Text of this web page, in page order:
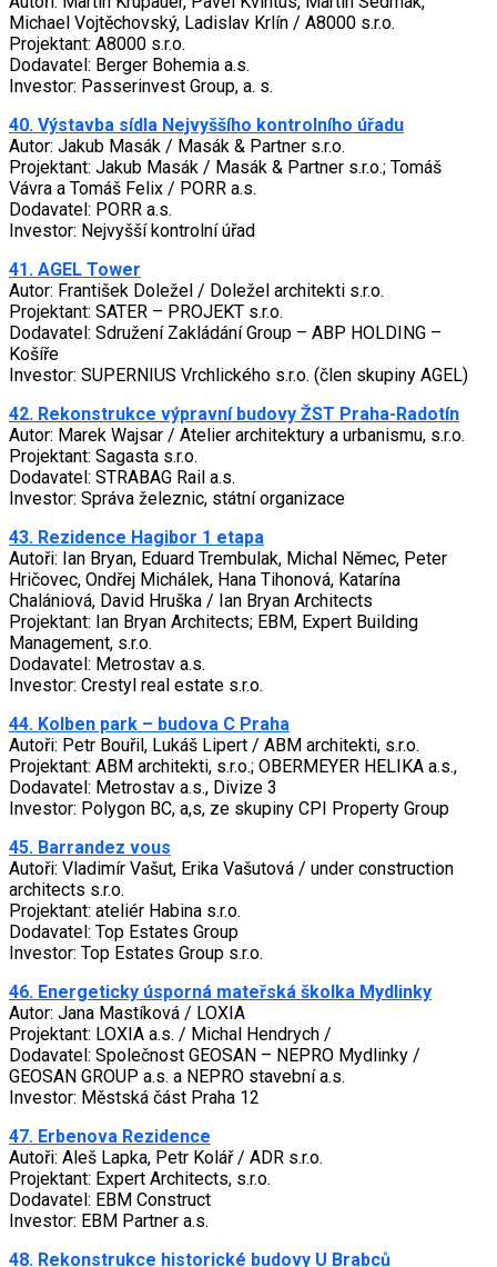
Michael Vojtěchovský, Ladislav Krlín / A8000 s.r.o.
Projektant: A8000 s.r.o.
Dodavatel: Berger Bohemia a.s.
Investor: Passerinvest Group, a. s.
40. Výstavba sídla Nejvyššího kontrolního úřadu
Autor: Jakub Masák / Masák & Partner s.r.o.
Projektant: Jakub Masák / Masák & Partner s.r.o.; Tomáš
Vávra a Tomáš Felix / PORR a.s.
Dodavatel: PORR a.s.
Investor: Nejvyšší kontrolní úřad
41. AGEL Tower
Autor: František Doležel / Doležel architekti s.r.o.
Projektant: SATER – PROJEKT s.r.o.
Dodavatel: Sdružení Zakládání Group – ABP HOLDING –
Košíře
Investor: SUPERNIUS Vrchlického s.r.o. (člen skupiny AGEL)
42. Rekonstrukce výpravní budovy ŽST Praha-Radotín
Autor: Marek Wajsar / Atelier architektury a urbanismu, s.r.o.
Projektant: Sagasta s.r.o.
Dodavatel: STRABAG Rail a.s.
Investor: Správa železnic, státní organizace
43. Rezidence Hagibor 1 etapa
Autoři: Ian Bryan, Eduard Trembulak, Michal Němec, Peter
Hričovec, Ondřej Michálek, Hana Tihonová, Katarína
Chalániová, David Hruška / Ian Bryan Architects
Projektant: Ian Bryan Architects; EBM, Expert Building
Management, s.r.o.
Dodavatel: Metrostav a.s.
Investor: Crestyl real estate s.r.o.
44. Kolben park – budova C Praha
Autoři: Petr Bouřil, Lukáš Lipert / ABM architekti, s.r.o.
Projektant: ABM architekti, s.r.o.; OBERMEYER HELIKA a.s.,
Dodavatel: Metrostav a.s., Divize 3
Investor: Polygon BC, a,s, ze skupiny CPI Property Group
45. Barrandez vous
Autoři: Vladimír Vašut, Erika Vašutová / under construction
architects s.r.o.
Projektant: ateliér Habina s.r.o.
Dodavatel: Top Estates Group
Investor: Top Estates Group s.r.o.
46. Energeticky úsporná mateřská školka Mydlinky
Autor: Jana Mastíková / LOXIA
Projektant: LOXIA a.s. / Michal Hendrych /
Dodavatel: Společnost GEOSAN – NEPRO Mydlinky /
GEOSAN GROUP a.s. a NEPRO stavební a.s.
Investor: Městská část Praha 12
47. Erbenova Rezidence
Autoři: Aleš Lapka, Petr Kolář / ADR s.r.o.
Projektant: Expert Architects, s.r.o.
Dodavatel: EBM Construct
Investor: EBM Partner a.s.
48. Rekonstrukce historické budovy U Brabců